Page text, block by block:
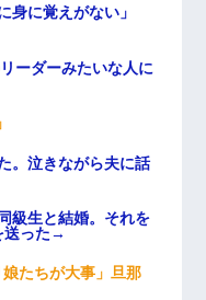
に覚えがない」
ーダーみたいな人に
。泣きながら夫に話
級生と結婚。それを
送った→
たちが大事」旦那